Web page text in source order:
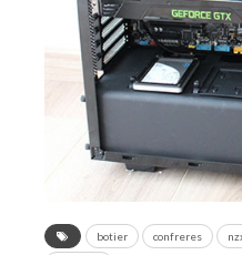
botier confreres